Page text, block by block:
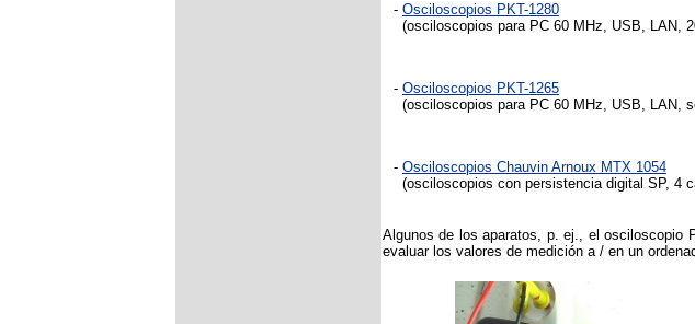
- Osciloscopios PKT-1280
(osciloscopios para PC 60 MHz, USB, LAN,
- Osciloscopios PKT-1265
(osciloscopios para PC 60 MHz, USB, LAN,
- Osciloscopios Chauvin Arnoux MTX 1054
(osciloscopios con persistencia digital SP, 4
Algunos de los aparatos, p. ej., el osciloscopio
evaluar los valores de medición a / en un